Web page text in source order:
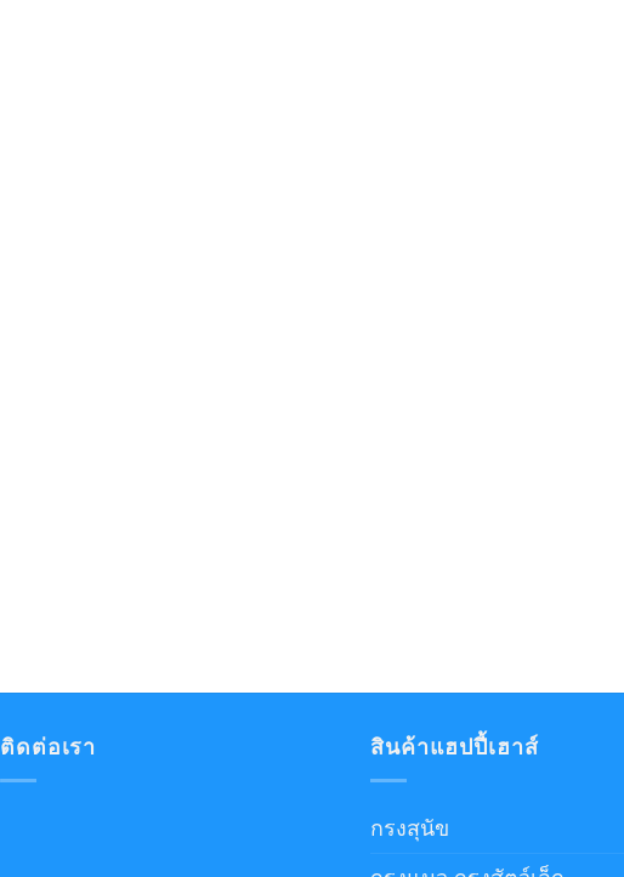
ติดต่อเรา สินค้าแฮปปี้เฮาส์
กรงสุนัข